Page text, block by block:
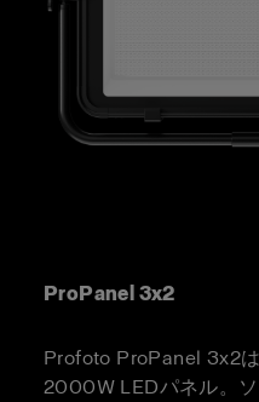
ProPanel 3x2
Profoto ProPanel 3x2
2000W LEDパネル。